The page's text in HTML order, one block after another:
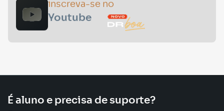
inscreva-se no
Youtube
É aluno e precisa de suporte?